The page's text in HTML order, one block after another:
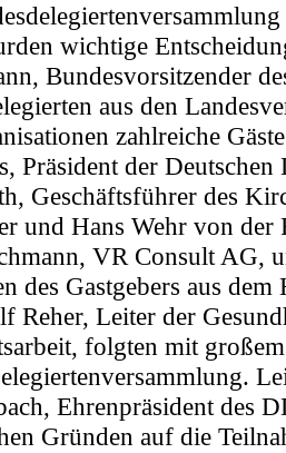
wichtige
Bundesvorsitzender
aus den
zahlreiche
Präsident der Deutschen
Geschäftsführer des
und Hans Wehr von
VR Consult AG,
des Gastgebers aus
Reher, Leiter der
folgten mit
Ehrenpräsident des
Gründen auf die